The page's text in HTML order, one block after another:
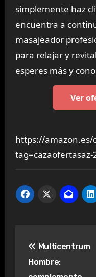
simplemente haz
encuentra a
masajeador
para relajar y
esperes más y
Ver
https://amazon.es/
tag=cazaofertasaz-
de
Multicentrum
Hombre: